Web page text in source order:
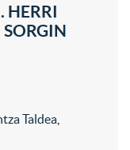
HERRI
Taldea